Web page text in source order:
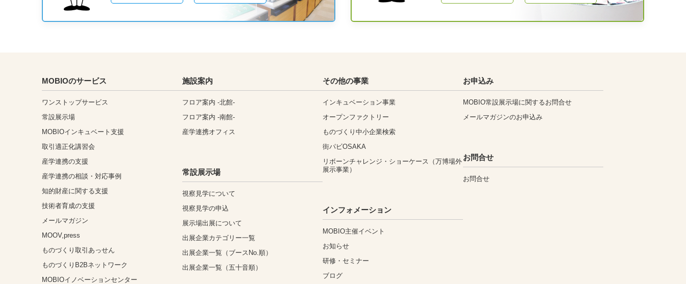
MOBIOのサービス
ワンストップサービス
常設展示場
MOBIOインキュベート支援
取引適正化講習会
産学連携の支援
産学連携の相談・対応事例
知的財産に関する支援
技術者育成の支援
メールマガジン
MOOV,press
ものづくり取引あっせん
ものづくりB2Bネットワーク
MOBIOイノベーションセンター
施設案内
フロア案内 -北館-
フロア案内 -南館-
産学連携オフィス
常設展示場
視察見学について
視察見学の申込
展示場出展について
出展企業カテゴリー一覧
出展企業一覧（ブースNo.順）
出展企業一覧（五十音順）
その他の事業
インキュベーション事業
オープンファクトリー
ものづくり中小企業検索
街パビOSAKA
リボーンチャレンジ・ショーケース（万博場外
展示事業）
インフォメーション
MOBIO主催イベント
お知らせ
研修・セミナー
ブログ
お申込み
MOBIO常設展示場に関するお問合せ
メールマガジンのお申込み
お問合せ
お問合せ